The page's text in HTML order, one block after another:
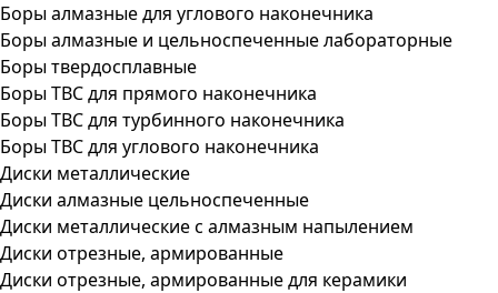
Боры алмазные для углового наконечника
Боры алмазные и цельноспеченные лабораторные
Боры твердосплавные
Боры ТВС для прямого наконечника
Боры ТВС для турбинного наконечника
Боры ТВС для углового наконечника
Диски металлические
Диски алмазные цельноспеченные
Диски металлические с алмазным напылением
Диски отрезные, армированные
Диски отрезные, армированные для керамики